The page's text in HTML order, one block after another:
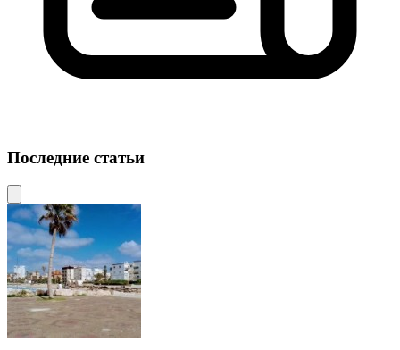
Последние статьи